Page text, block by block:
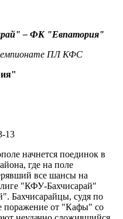
– ФК "Евпатория"
ПЛ КФС
13
начнется поединок в
где на поле
все шансы на
"КФУ-Бахчисарай"
Бахчисарайцы, судя по
поражение от "Кафы" со